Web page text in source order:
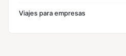
Viajes para empresas